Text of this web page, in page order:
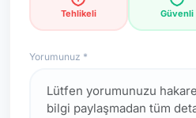
Tehlikeli Güvenli
Yorumunuz *